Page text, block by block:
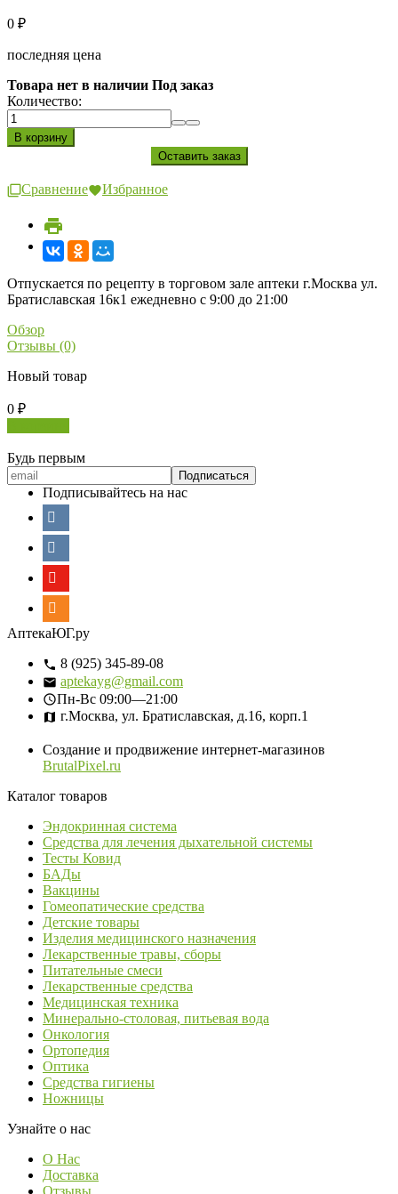
0 ₽
последняя цена
Товара нет в наличии Под заказ
Количество:
Сравнение Избранное
Отпускается по рецепту в торговом зале аптеки г.Москва ул.
Братиславская 16к1 ежедневно с 9:00 до 21:00
Обзор
Отзывы (0)
Новый товар
0 ₽
Будь первым
Подписывайтесь на нас
АптекаЮГ.ру
8 (925) 345-89-08
aptekayg@gmail.com
Пн-Вс 09:00—21:00
г.Москва, ул. Братиславская, д.16, корп.1
Создание и продвижение интернет-магазинов
BrutalPixel.ru
Каталог товаров
Эндокринная система
Средства для лечения дыхательной системы
Тесты Ковид
БАДы
Вакцины
Гомеопатические средства
Детские товары
Изделия медицинского назначения
Лекарственные травы, сборы
Питательные смеси
Лекарственные средства
Медицинская техника
Минерально-столовая, питьевая вода
Онкология
Ортопедия
Оптика
Средства гигиены
Ножницы
Узнайте о нас
О Нас
Доставка